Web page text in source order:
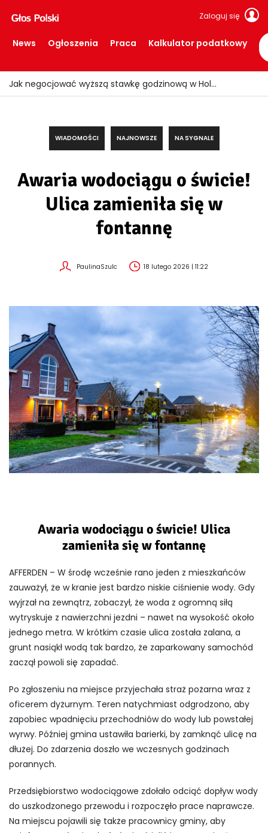
Zaloguj się
News Ogłoszenia Praca Kalkulator podatkowy
Jak negocjować wyższą stawkę godzinową w Holandii?
WIADOMOŚCI NAJNOWSZE NA SYGNALE
Awaria wodociągu o świcie!
Ulica zamieniła się w
fontannę
PaulinaSzulc 18 lutego 2026 | 11:22
Awaria wodociągu o świcie! Ulica
zamieniła się w fontannę
AFFERDEN – W środę wcześnie rano jeden z mieszkańców
zauważył, że w kranie jest bardzo niskie ciśnienie wody. Gdy
wyjrzał na zewnątrz, zobaczył, że woda z ogromną siłą
wytryskuje z nawierzchni jezdni – nawet na wysokość około
jednego metra. W krótkim czasie ulica została zalana, a
grunt nasiąkł wodą tak bardzo, że zaparkowany samochód
zaczął powoli się zapadać.
Po zgłoszeniu na miejsce przyjechała straż pożarna wraz z
oficerem dyżurnym. Teren natychmiast odgrodzono, aby
zapobiec wpadnięciu przechodniów do wody lub powstałej
wyrwy. Później gmina ustawiła barierki, by zamknąć ulicę na
dłużej. Do zdarzenia doszło we wczesnych godzinach
porannych.
Przedsiębiorstwo wodociągowe zdołało odciąć dopływ wody
do uszkodzonego przewodu i rozpoczęło prace naprawcze.
Na miejscu pojawili się także pracownicy gminy, aby